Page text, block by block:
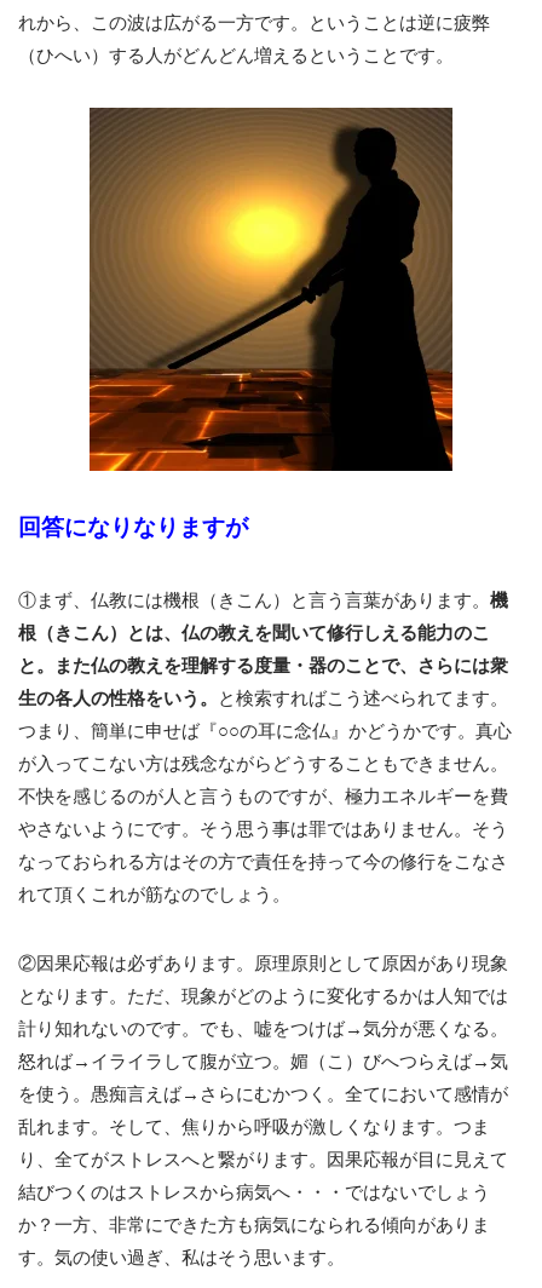
れから、この波は広がる一方です。ということは逆に疲弊
（ひへい）する人がどんどん増えるということです。
回答になりなりますが
①まず、仏教には機根（きこん）と言う言葉があります。 機
根（きこん）とは、仏の教えを聞いて修行しえる能力のこ
と。また仏の教えを理解する度量・器のことで、さらには衆
生の各人の性格をいう。 と検索すればこう述べられてます。
つまり、簡単に申せば『○○の耳に念仏』かどうかです。真心
が入ってこない方は残念ながらどうすることもできません。
不快を感じるのが人と言うものですが、極力エネルギーを費
やさないようにです。そう思う事は罪ではありません。そう
なっておられる方はその方で責任を持って今の修行をこなさ
れて頂くこれが筋なのでしょう。
②因果応報は必ずあります。原理原則として原因があり現象
となります。ただ、現象がどのように変化するかは人知では
計り知れないのです。でも、嘘をつけば→気分が悪くなる。
怒れば→イライラして腹が立つ。媚（こ）びへつらえば→気
を使う。愚痴言えば→さらにむかつく。全てにおいて感情が
乱れます。そして、焦りから呼吸が激しくなります。つま
り、全てがストレスへと繋がります。因果応報が目に見えて
結びつくのはストレスから病気へ・・・ではないでしょう
か？一方、非常にできた方も病気になられる傾向がありま
す。気の使い過ぎ、私はそう思います。